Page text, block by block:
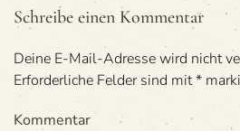
Schreibe einen Kommentar
Deine E-Mail-Adresse wird nicht
Erforderliche Felder sind mit*
Kommentar